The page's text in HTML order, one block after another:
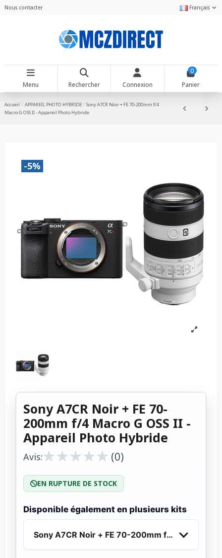
Nous contacter Français
Menu Rechercher Connexion
0
Panier
Accueil APPAREIL PHOTO HYBRIDE
Sony A7CR Noir + FE 70-200mm f/4
Macro G OSS II - Appareil Photo Hybride
-5%
Sony A7CR Noir + FE 70-
200mm f/4 Macro G OSS II -
Appareil Photo Hybride
Avis:★
★★
★★
★★
★★
★ (0)
EN RUPTURE DE STOCK
Disponible également en plusieurs kits
Sony A7CR Noir + FE 70-200mm f/4 Macro G